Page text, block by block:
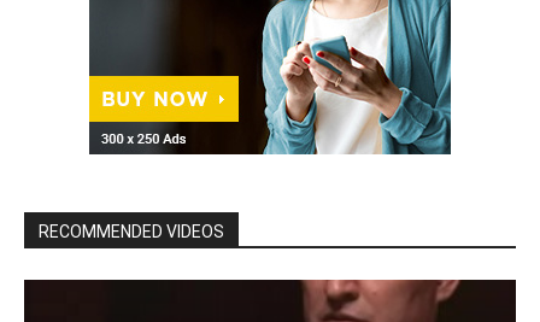
RECOMMENDED VIDEOS